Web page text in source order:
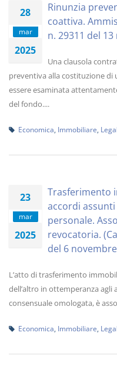
28
mar
2025
Rinunzia
coattiva.
n. 29311 del
Una clausola
preventiva alla costituzione di
essere esaminata
del fondo....
Economica Immobiliare
23
mar
2025
Trasferimento
accordi
personale.
revocatoria.
del 6
L’atto di trasferimento
dell’altro in ottemperanza agli
consensuale omologata, è
Economica Immobiliare